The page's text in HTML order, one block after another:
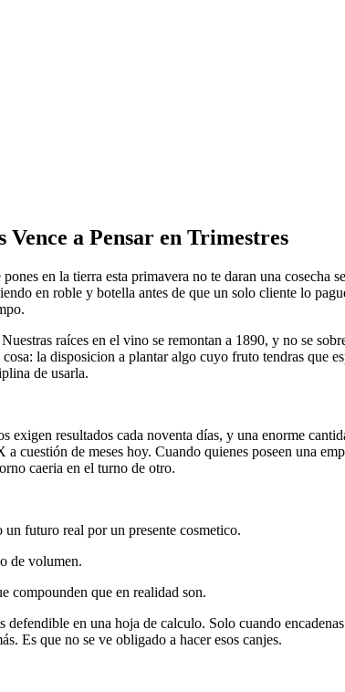
a Pensar en Trimestres
en la tierra esta primavera no te daran una cosecha
en roble y botella antes de que un solo cliente lo
raíces en el vino se remontan a 1890, y no se
la disposicion a plantar algo cuyo fruto tendras que
de usarla.
resultados cada noventa días, y una enorme
cuestión de meses hoy. Cuando quienes poseen una
caeria en el turno de otro.
futuro real por un presente cosmetico.
de volumen.
compounden que en realidad son.
en una hoja de calculo. Solo cuando
Es que no se ve obligado a hacer esos canjes.